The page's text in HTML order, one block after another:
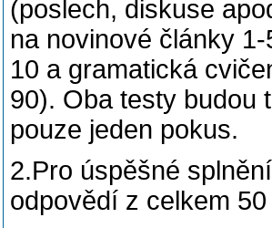
(poslech, diskuse
na novinové články
10 a gramatická
90). Oba testy budou
pouze jeden pokus.
2.Pro úspěšné
odpovědí z celkem